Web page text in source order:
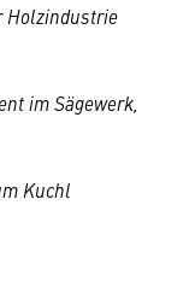
Holzindustrie
im Sägewerk,
Kuchl